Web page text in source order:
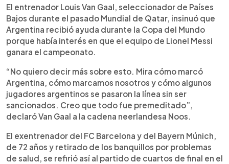
Escuchar artículo
El entrenador Louis Van Gaal, seleccionador de Países
Bajos durante el pasado Mundial de Qatar, insinuó que
Argentina recibió ayuda durante la Copa del Mundo
porque había interés en que el equipo de Lionel Messi
ganara el campeonato.
“No quiero decir más sobre esto. Mira cómo marcó
Argentina, cómo marcamos nosotros y cómo algunos
jugadores argentinos se pasaron la línea sin ser
sancionados. Creo que todo fue premeditado”,
declaró Van Gaal a la cadena neerlandesa Noos.
El exentrenador del FC Barcelona y del Bayern Múnich,
de 72 años y retirado de los banquillos por problemas
de salud, se refirió así al partido de cuartos de final en el